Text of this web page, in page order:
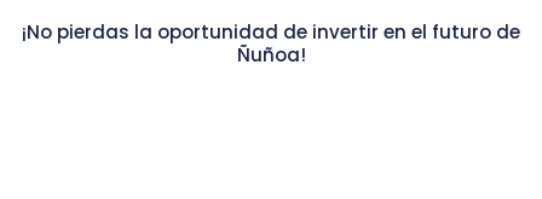
¡No pierdas la oportunidad de invertir en el futuro de
Ñuñoa!